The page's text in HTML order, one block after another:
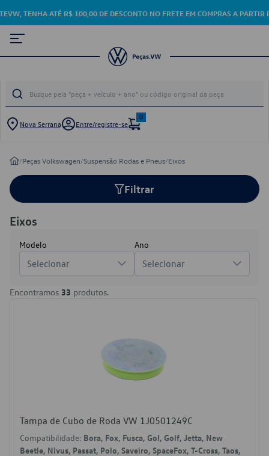
TENHA ATÉ R$ 100,00 DE DESCONTO NO FRETE EM COMPRAS A
Nova Serrana Entre/registre-se
0
/Peças Volkswagen/Suspensão Rodas e Pneus/Eixos
Filtrar
Eixos
Modelo
Selecionar
Ano
Selecionar
Encontramos 33 produtos.
Tampa de Cubo de Roda VW 1J0501249C
Compatibilidade: Bora, Fox, Fusca, Gol, Golf, Jetta, New
Beetle, Nivus, Passat, Polo, Saveiro, SpaceFox, T-Cross, Taos,